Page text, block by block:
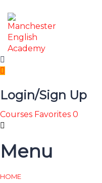
Login/Sign Up
Courses Favorites 0
Menu
HOME